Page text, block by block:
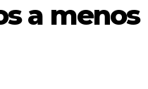
a menos